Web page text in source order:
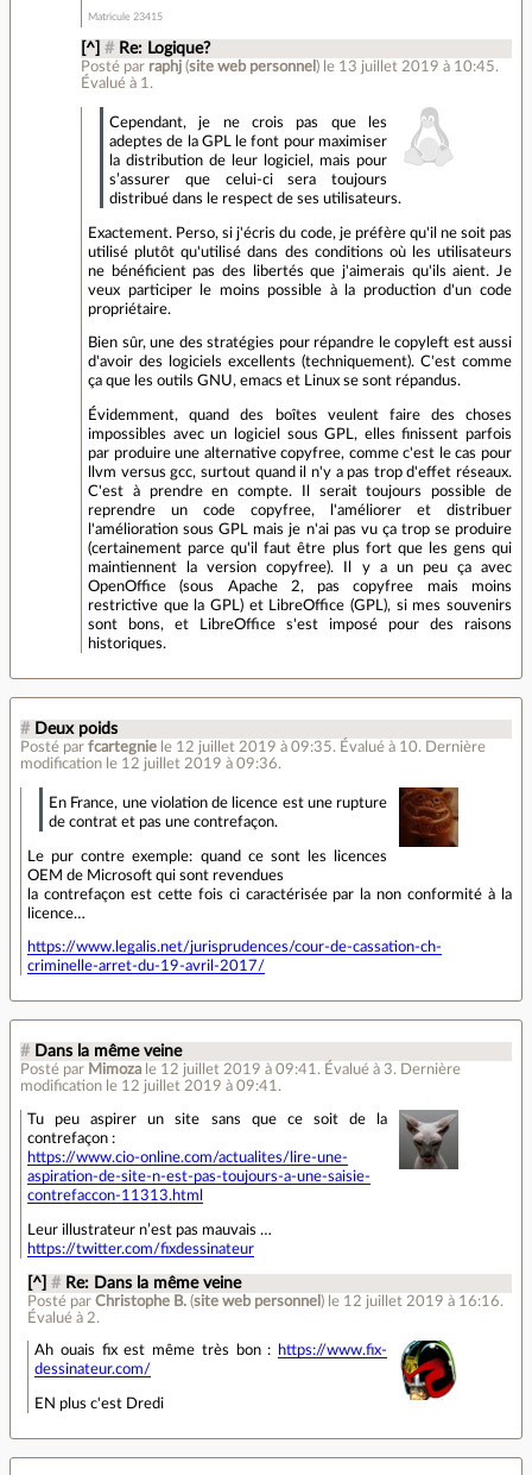
Matricule 23415
[^] # Re: Logique?
Posté par raphj (site web personnel ) le 13 juillet 2019 à 10:45.
Évalué à 1 .
Cependant, je ne crois pas que les
adeptes de la GPL le font pour maximiser
la distribution de leur logiciel, mais pour
s’assurer que celui-ci sera toujours
distribué dans le respect de ses utilisateurs.
Exactement. Perso, si j'écris du code, je préfère qu'il ne soit pas
utilisé plutôt qu'utilisé dans des conditions où les utilisateurs
ne bénéficient pas des libertés que j'aimerais qu'ils aient. Je
veux participer le moins possible à la production d'un code
propriétaire.
Bien sûr, une des stratégies pour répandre le copyleft est aussi
d'avoir des logiciels excellents (techniquement). C'est comme
ça que les outils GNU, emacs et Linux se sont répandus.
Évidemment, quand des boîtes veulent faire des choses
impossibles avec un logiciel sous GPL, elles finissent parfois
par produire une alternative copyfree, comme c'est le cas pour
llvm versus gcc, surtout quand il n'y a pas trop d'effet réseaux.
C'est à prendre en compte. Il serait toujours possible de
reprendre un code copyfree, l'améliorer et distribuer
l'amélioration sous GPL mais je n'ai pas vu ça trop se produire
(certainement parce qu'il faut être plus fort que les gens qui
maintiennent la version copyfree). Il y a un peu ça avec
OpenOffice (sous Apache 2, pas copyfree mais moins
restrictive que la GPL) et LibreOffice (GPL), si mes souvenirs
sont bons, et LibreOffice s'est imposé pour des raisons
historiques.
# Deux poids
Posté par fcartegnie le 12 juillet 2019 à 09:35. Évalué à 10. Dernière
modification le 12 juillet 2019 à 09:36.
En France, une violation de licence est une rupture
de contrat et pas une contrefaçon.
Le pur contre exemple: quand ce sont les licences
OEM de Microsoft qui sont revendues
la contrefaçon est cette fois ci caractérisée par la non conformité à la
licence…
https://www.legalis.net/jurisprudences/cour-de-cassation-ch-
criminelle-arret-du-19-avril-2017/
# Dans la même veine
Posté par Mimoza le 12 juillet 2019 à 09:41 . Évalué à 3. Dernière
modification le 12 juillet 2019 à 09:41.
Tu peu aspirer un site sans que ce soit de la
contrefaçon :
https://www.cio-online.com/actualites/lire-une-
aspiration-de-site-n-est-pas-toujours-a-une-saisie-
contrefaccon-11313.html
Leur illustrateur n’est pas mauvais …
https://twitter.com/fixdessinateur
[^] # Re: Dans la même veine
Posté parChristophe B. (site web personnel ) le 12 juillet 2019 à 16:16.
Évalué à 2.
Ah ouais fix est même très bon :
https://www.fix-
dessinateur.com/
EN plus c'est Dredi